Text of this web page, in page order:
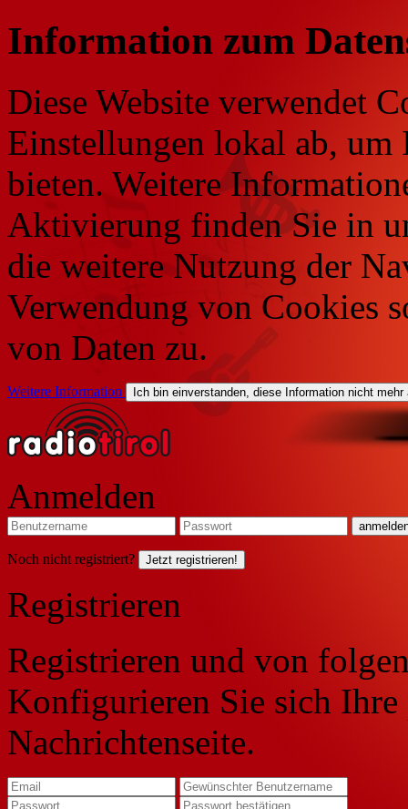
Information zum
Diese Website verwendet
Einstellungen lokal ab, um
bieten. Weitere
Aktivierung finden Sie in
die weitere Nutzung der
Verwendung von Cookies
von Daten zu.
Weitere Information Ich bin einverstanden, diese Information nicht mehr
Anmelden
Noch nicht registriert? Jetzt registrieren!
Registrieren
Registrieren und von
Konfigurieren Sie sich
Nachrichtenseite.